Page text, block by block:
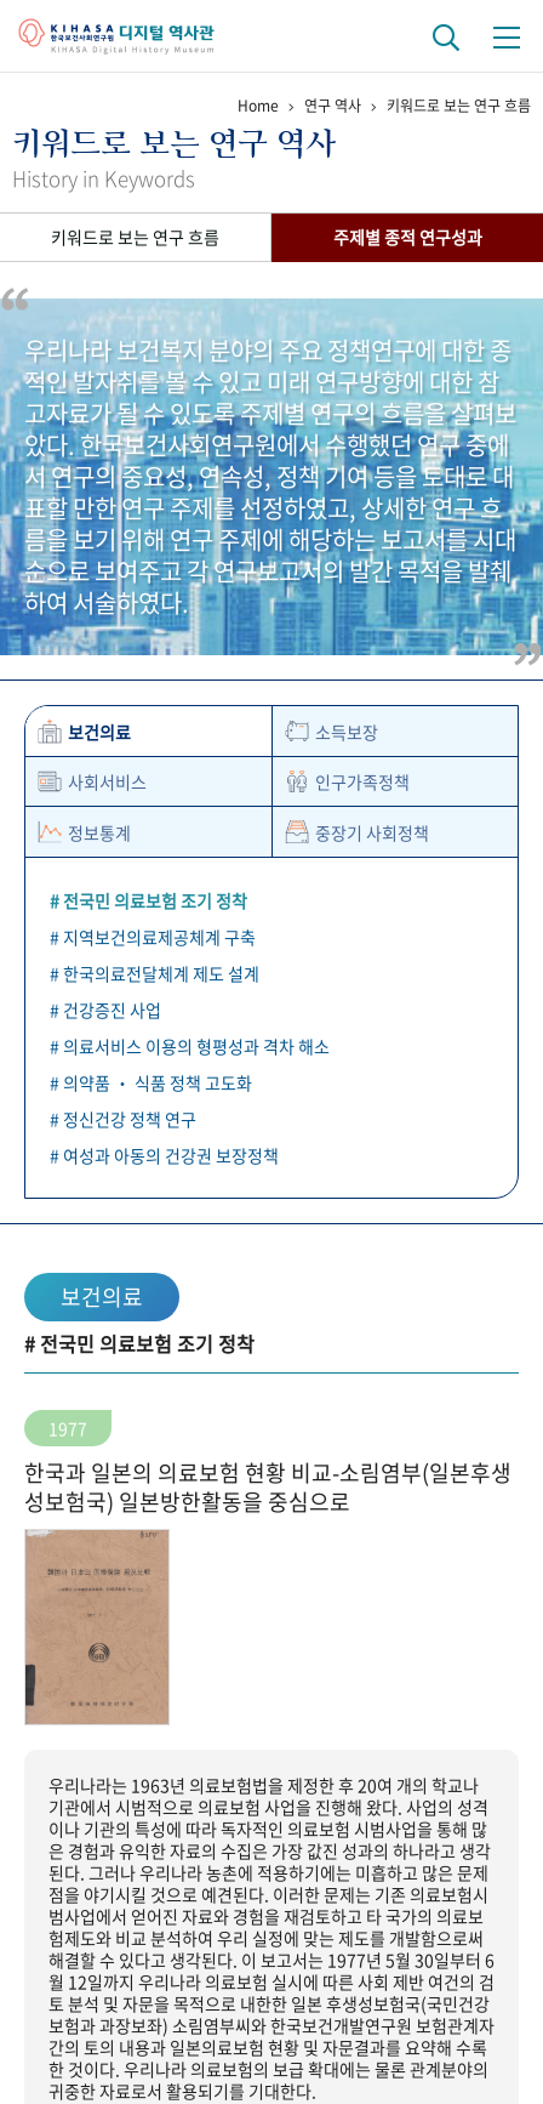
걸어온 길 기관 변천사 역대 기관장
연구 역사
간행물 변천사
기록물 아카이브
사진 아카이브 문서 기록물 행정박물 영상 기록물
50+1 주년 기념
성과 50선 숫자로 보는 50년 50+1주년 광장
세계와 함께 한 KIHASA
VR 역사관
Home 연구 역사 키워드로 보는 연구 흐름
키워드로 보는 연구 역사
History in Keywords
키워드로 보는 연구 흐름 주제별 종적 연구성과
우리나라 보건복지 분야의 주요 정책연구에 대한 종
적인 발자취를 볼 수 있고 미래 연구방향에 대한 참
고자료가 될 수 있도록 주제별 연구의 흐름을 살펴보
았다. 한국보건사회연구원에서 수행했던 연구 중에
서 연구의 중요성, 연속성, 정책 기여 등을 토대로 대
표할 만한 연구 주제를 선정하였고, 상세한 연구 흐
름을 보기 위해 연구 주제에 해당하는 보고서를 시대
순으로 보여주고 각 연구보고서의 발간 목적을 발췌
하여 서술하였다.
보건의료 소득보장
사회서비스 인구가족정책
정보통계 중장기 사회정책
# 전국민 의료보험 조기 정착
# 지역보건의료제공체계 구축
# 한국의료전달체계 제도 설계
# 건강증진 사업
# 의료서비스 이용의 형평성과 격차 해소
# 의약품 ‧ 식품 정책 고도화
# 정신건강 정책 연구
# 여성과 아동의 건강권 보장정책
보건의료
# 전국민 의료보험 조기 정착
1977
한국과 일본의 의료보험 현황 비교-소림염부(일본후생
성보험국) 일본방한활동을 중심으로
우리나라는 1963년 의료보험법을 제정한 후 20여 개의 학교나
기관에서 시범적으로 의료보험 사업을 진행해 왔다. 사업의 성격
이나 기관의 특성에 따라 독자적인 의료보험 시범사업을 통해 많
은 경험과 유익한 자료의 수집은 가장 값진 성과의 하나라고 생각
된다. 그러나 우리나라 농촌에 적용하기에는 미흡하고 많은 문제
점을 야기시킬 것으로 예견된다. 이러한 문제는 기존 의료보험시
범사업에서 얻어진 자료와 경험을 재검토하고 타 국가의 의료보
험제도와 비교 분석하여 우리 실정에 맞는 제도를 개발함으로써
해결할 수 있다고 생각된다. 이 보고서는 1977년 5월 30일부터 6
월 12일까지 우리나라 의료보험 실시에 따른 사회 제반 여건의 검
토 분석 및 자문을 목적으로 내한한 일본 후생성보험국(국민건강
보험과 과장보좌) 소림염부씨와 한국보건개발연구원 보험관계자
간의 토의 내용과 일본의료보험 현황 및 자문결과를 요약해 수록
한 것이다. 우리나라 의료보험의 보급 확대에는 물론 관계분야의
귀중한 자료로서 활용되기를 기대한다.